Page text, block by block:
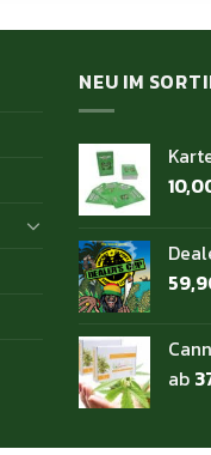
NEU IM
ab